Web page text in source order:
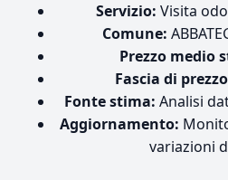
Servizio: Visita
Comune:
Prezzo medio
Fascia di
Fonte stima: Analisi
Aggiornamento:
variazioni